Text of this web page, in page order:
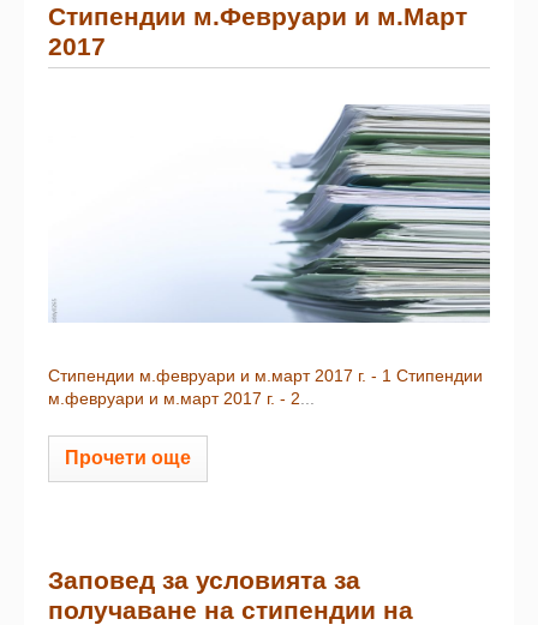
Стипендии м.Февруари и м.Март
2017
Стипендии м.февруари и м.март 2017 г. - 1 Стипендии
м.февруари и м.март 2017 г. - 2
Прочети още
Заповед за условията за
получаване на стипендии на